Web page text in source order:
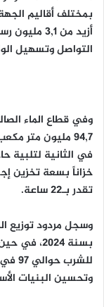
بمختلف أقاليم
أزيد من
التواصل وتسهيل
وفي قطاع الماء
تقدر بـ22 ساعة.
بسنة
وتحسين البنيات